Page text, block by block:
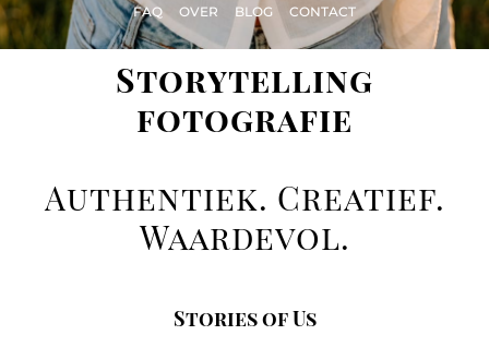
FAQ OVER BLOG CONTACT
Storytelling
fotografie
Authentiek. Creatief.
Waardevol.
Stories of Us